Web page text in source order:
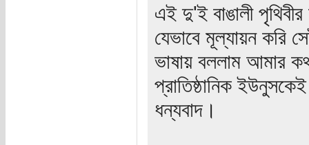
এই দু'ই বাঙালী
যেভাবে মূল্যায়ন করি
ভাষায় বললাম আমার
প্রাতিষ্ঠানিক
ধন্যবাদ।